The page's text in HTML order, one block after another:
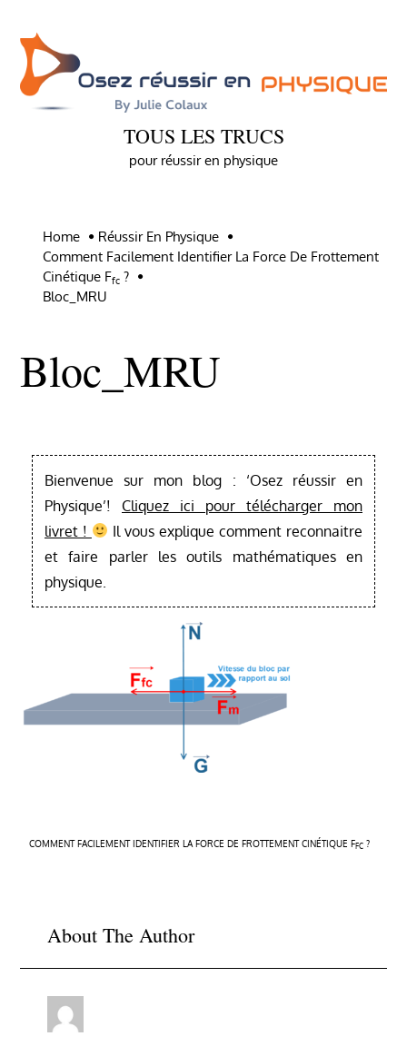
content
TOUS LES TRUCS
pour réussir en physique
Home
Réussir En Physique
Comment Facilement Identifier La Force De Frottement
Cinétique FFc ?
Bloc_MRU
Bloc_MRU
Bienvenue sur mon blog : ‘Osez réussir en
Physique’! Cliquez ici pour télécharger mon
livret !
Il vous explique comment reconnaitre
et faire parler les outils mathématiques en
physique.
Navigation
COMMENT FACILEMENT IDENTIFIER LA FORCE DE FROTTEMENT CINÉTIQUE FFC ?
About The Author